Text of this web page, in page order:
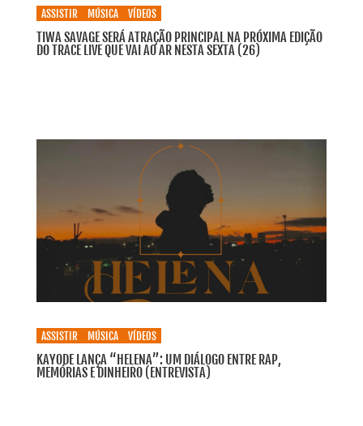
ASSISTIR MÚSICA VÍDEOS
TIWA SAVAGE SERÁ ATRAÇÃO PRINCIPAL NA PRÓXIMA EDIÇÃO
DO TRACE LIVE QUE VAI AO AR NESTA SEXTA (26)
ASSISTIR MÚSICA VÍDEOS
KAYODE LANÇA “HELENA”: UM DIÁLOGO ENTRE RAP,
MEMÓRIAS E DINHEIRO (ENTREVISTA)